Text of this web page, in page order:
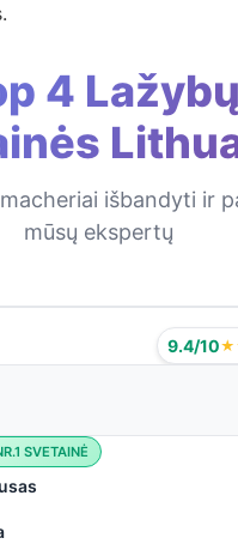
4 Lažybų
išbandyti ir
mūsų ekspertų
9.4/10
SVETAINĖ